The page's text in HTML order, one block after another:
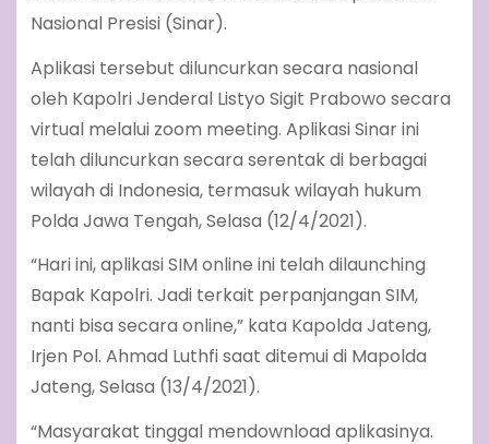
Nasional Presisi (Sinar).
Aplikasi tersebut diluncurkan secara nasional
oleh Kapolri Jenderal Listyo Sigit Prabowo secara
virtual melalui zoom meeting. Aplikasi Sinar ini
telah diluncurkan secara serentak di berbagai
wilayah di Indonesia, termasuk wilayah hukum
Polda Jawa Tengah, Selasa (12/4/2021).
“Hari ini, aplikasi SIM online ini telah dilaunching
Bapak Kapolri. Jadi terkait perpanjangan SIM,
nanti bisa secara online,” kata Kapolda Jateng,
Irjen Pol. Ahmad Luthfi saat ditemui di Mapolda
Jateng, Selasa (13/4/2021).
“Masyarakat tinggal mendownload aplikasinya.